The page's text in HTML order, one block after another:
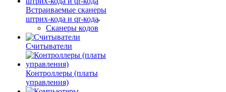
Встраиваемые сканеры
штрих-кода и qr-кода
Сканеры кодов
Считыватели
Контроллеры (платы
управления)